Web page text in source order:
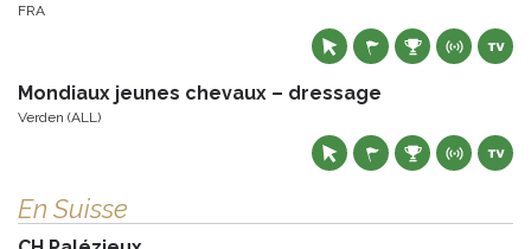
FRA
Mondiaux jeunes chevaux – dressage
Verden (ALL)
En Suisse